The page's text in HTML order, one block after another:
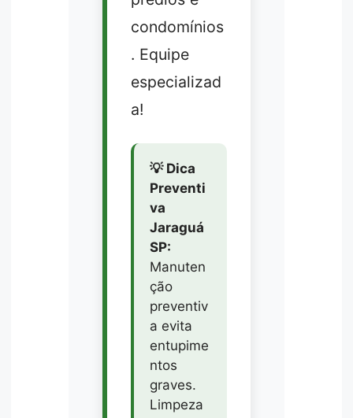
condomínios
. Equipe
especializad
a!
💡 Dica
Preventi
va
Jaraguá
SP:
Manuten
ção
preventiv
a evita
entupime
ntos
graves.
Limpeza